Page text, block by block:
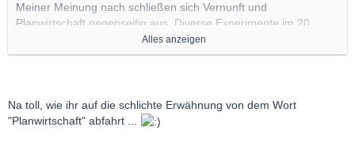
Meiner Meinung nach schließen sich Vernunft und
Planwirtschaft gegenseitig aus. Diverse Experimente im 20.
Jahrhundert haben gezeigt, daß Planwirtschaft nicht auf Dauer
funktionieren kann. Und etwas, was grundsätzlich nicht
ist unvernünftig, sich soetwas herbeizuwünschen.
Alles anzeigen
Na toll, wie ihr auf die schlichte Erwähnung von dem Wort
"Planwirtschaft" abfahrt ...